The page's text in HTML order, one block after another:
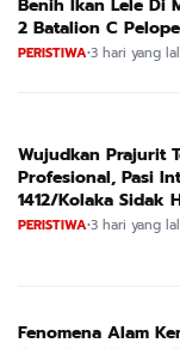
2 Batalion C
ketahanan Pangan
PERISTIWA•3 hari yang
Wujudkan Prajurit
Profesional, Pasi
1412/Kolaka Sidak
Kendaraan
PERISTIWA•3 hari yang
Fenomena Alam